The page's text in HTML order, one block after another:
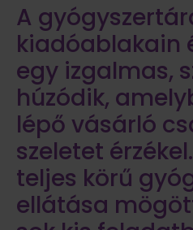
A
kiadóablakain
egy izgalmas,
húzódik,
lépő vásárló
szeletet
teljes körű
ellátása